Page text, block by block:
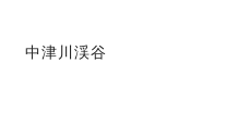
中津川渓谷